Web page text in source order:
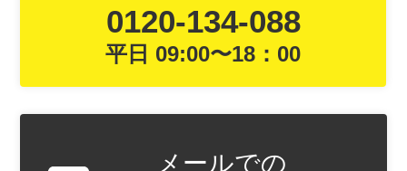
0120-134-088
平日 09:00〜18：00
メールでの